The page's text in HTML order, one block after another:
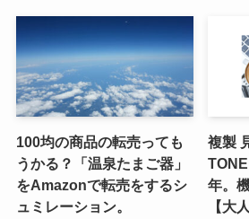
100均の商品の転売っても
うかる？「温泉たまご器」
をAmazonで転売をするシ
ュミレーション。
複製
年。
【大